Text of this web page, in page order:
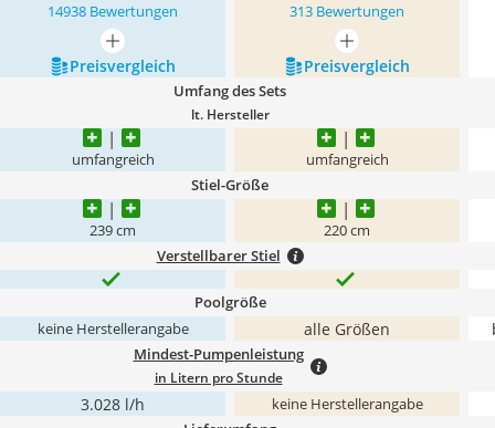
14938 Bewertungen 313 Bewertungen
mehr anzeigen
mehr anzeigen
Preis­vergleich
Preis­vergleich
Umfang des Sets
lt. Hersteller
umfangreich umfangreich
Stiel-Größe
239 cm 220 cm
Verstellbarer Stiel
Poolgröße
keine Herstellerangabe alle Größen
Mindest-Pumpenleistung
in Litern pro Stunde
3.028 l/h keine Herstellerangabe